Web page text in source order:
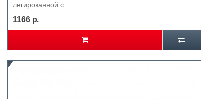
легированной с..
1166 р.